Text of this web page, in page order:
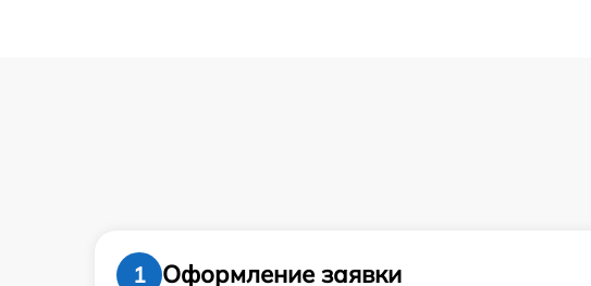
1
Оформление заявки